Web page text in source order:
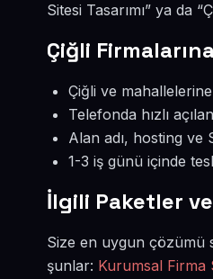
Sitesi Tasarımı” ya da
Çiğli
Çiğli ve
Telefonda hızlı
Alan adı, hosting ve
1-3 iş günü içinde
İlgili Paketler
Size en uygun çözümü
şunlar: Kurumsal Firma